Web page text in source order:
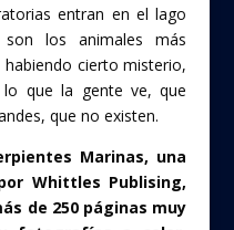
entran en el lago
los animales más
habiendo cierto misterio,
que la gente ve, que
que no existen.
Marinas, una
Whittles Publising,
de 250 páginas muy